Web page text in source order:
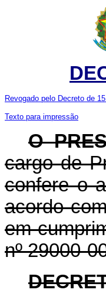
Revogado pelo Decreto de
Texto para impressão
O
cargo de
confere o
acordo
em
nº 29000-